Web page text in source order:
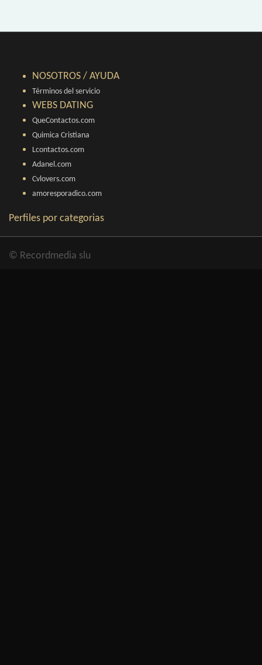
NOSOTROS / AYUDA
Términos del servicio
WEBS DATING
QueContactos.com
Quimica Cristiana
Lcontactos.com
Adanel.com
Cvlovers.com
amoresporadico.com
Perfiles por categorias
© Recordmedia slu